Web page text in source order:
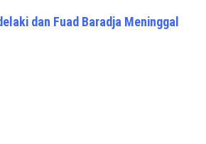
dan Fuad Baradja Meninggal